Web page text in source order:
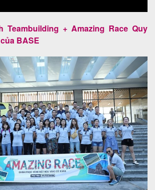
Teambuilding + Amazing Race Quy
BASE